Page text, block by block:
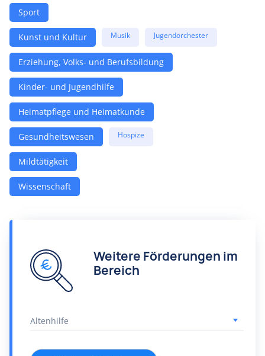
Sport
Kunst und Kultur Musik Jugendorchester
Erziehung, Volks- und Berufsbildung
Kinder- und Jugendhilfe
Heimatpflege und Heimatkunde
Gesundheitswesen Hospize
Mildtätigkeit
Wissenschaft
Weitere Förderungen im
Bereich